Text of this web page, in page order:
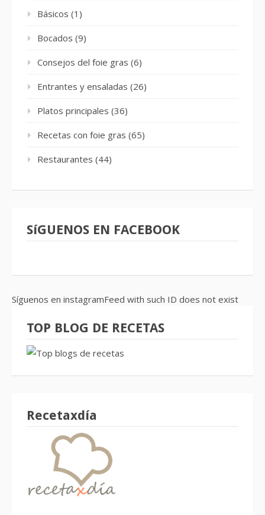
Básicos (1)
Bocados (9)
Consejos del foie gras (6)
Entrantes y ensaladas (26)
Platos principales (36)
Recetas con foie gras (65)
Restaurantes (44)
SíGUENOS EN FACEBOOK
Síguenos en instagramFeed with such ID does not exist
TOP BLOG DE RECETAS
Recetaxdía